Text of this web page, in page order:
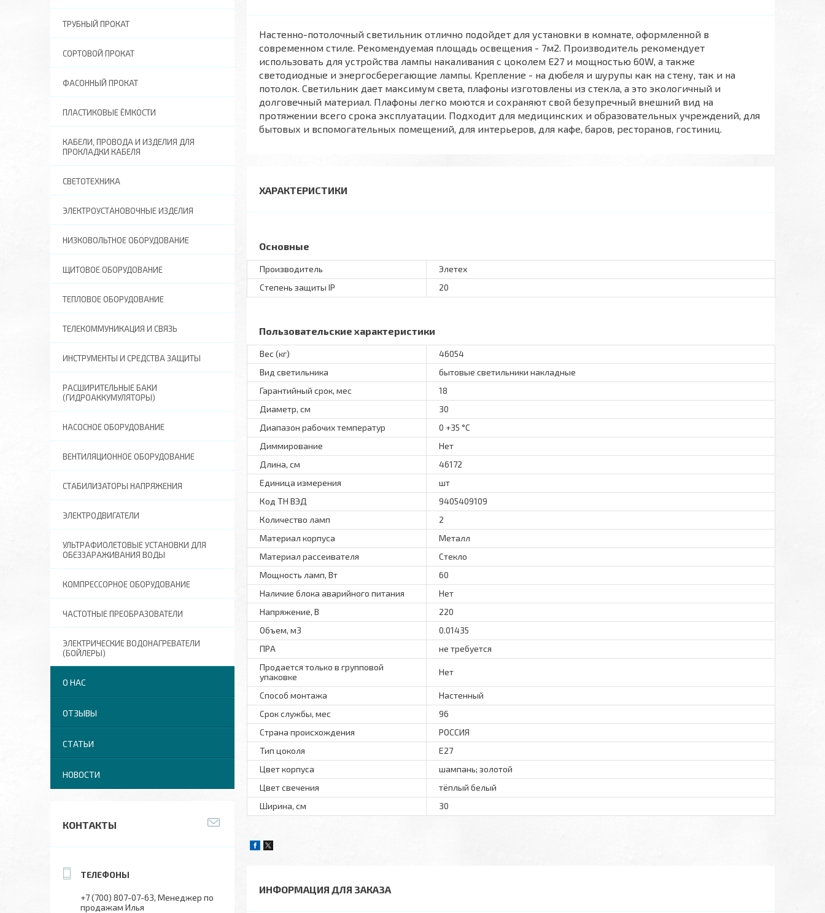
Настенно-потолочный светильник отлично подойдет для установки в комнате, оформленной в
современном стиле. Рекомендуемая площадь освещения - 7м2. Производитель рекомендует
использовать для устройства лампы накаливания с цоколем E27 и мощностью 60W, а также
светодиодные и энергосберегающие лампы. Крепление - на дюбеля и шурупы как на стену, так и на
потолок. Светильник дает максимум света, плафоны изготовлены из стекла, а это экологичный и
долговечный материал. Плафоны легко моются и сохраняют свой безупречный внешний вид на
протяжении всего срока эксплуатации. Подходит для медицинских и образовательных учреждений, для
бытовых и вспомогательных помещений, для интерьеров, для кафе, баров, ресторанов, гостиниц.
ХАРАКТЕРИСТИКИ
Основные
Производитель
Элетех
Степень защиты IP
20
Пользовательские характеристики
Вес (кг)
46054
Вид светильника
бытовые светильники накладные
Гарантийный срок, мес
18
Диаметр, см
30
Диапазон рабочих температур
0 +35 °C
Диммирование
Нет
Длина, см
46172
Единица измерения
шт
Код ТН ВЭД
9405409109
Количество ламп
2
Материал корпуса
Металл
Материал рассеивателя
Стекло
Мощность ламп, Вт
60
Наличие блока аварийного питания
Нет
Напряжение, В
220
Объем, м3
0.01435
ПРА
не требуется
Продается только в групповой
упаковке
Нет
Способ монтажа
Настенный
Срок службы, мес
96
Страна происхождения
РОССИЯ
Тип цоколя
E27
Цвет корпуса
шампань; золотой
Цвет свечения
тёплый белый
Ширина, см
30
ИНФОРМАЦИЯ ДЛЯ ЗАКАЗА
ТРУБНЫЙ ПРОКАТ
СОРТОВОЙ ПРОКАТ
ФАСОННЫЙ ПРОКАТ
ПЛАСТИКОВЫЕ ЁМКОСТИ
КАБЕЛИ, ПРОВОДА И ИЗДЕЛИЯ ДЛЯ
ПРОКЛАДКИ КАБЕЛЯ
СВЕТОТЕХНИКА
ЭЛЕКТРОУСТАНОВОЧНЫЕ ИЗДЕЛИЯ
НИЗКОВОЛЬТНОЕ ОБОРУДОВАНИЕ
ЩИТОВОЕ ОБОРУДОВАНИЕ
ТЕПЛОВОЕ ОБОРУДОВАНИЕ
ТЕЛЕКОММУНИКАЦИЯ И СВЯЗЬ
ИНСТРУМЕНТЫ И СРЕДСТВА ЗАЩИТЫ
РАСШИРИТЕЛЬНЫЕ БАКИ
(ГИДРОАККУМУЛЯТОРЫ)
НАСОСНОЕ ОБОРУДОВАНИЕ
ВЕНТИЛЯЦИОННОЕ ОБОРУДОВАНИЕ
СТАБИЛИЗАТОРЫ НАПРЯЖЕНИЯ
ЭЛЕКТРОДВИГАТЕЛИ
УЛЬТРАФИОЛЕТОВЫЕ УСТАНОВКИ ДЛЯ
ОБЕЗЗАРАЖИВАНИЯ ВОДЫ
КОМПРЕССОРНОЕ ОБОРУДОВАНИЕ
ЧАСТОТНЫЕ ПРЕОБРАЗОВАТЕЛИ
ЭЛЕКТРИЧЕСКИЕ ВОДОНАГРЕВАТЕЛИ
(БОЙЛЕРЫ)
О НАС
ОТЗЫВЫ
СТАТЬИ
НОВОСТИ
КОНТАКТЫ
+7 (700) 807-07-63 Менеджер по
продажам Илья